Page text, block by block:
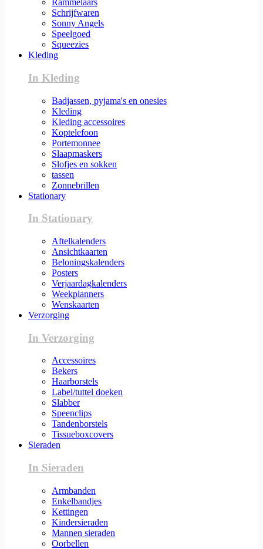
Rammelaars
Schrijfwaren
Sonny Angels
Speelgoed
Squeezies
Kleding
In Kleding
Badjassen, pyjama's en onesies
Kleding
Kleding accessoires
Koptelefoon
Portemonnee
Slaapmaskers
Slofjes en sokken
tassen
Zonnebrillen
Stationary
In Stationary
Aftelkalenders
Ansichtkaarten
Beloningskalenders
Posters
Verjaardagkalenders
Weekplanners
Wenskaarten
Verzorging
In Verzorging
Accessoires
Bekers
Haarborstels
Label/tuttel doeken
Slabber
Speenclips
Tandenborstels
Tissueboxcovers
Sieraden
In Sieraden
Armbanden
Enkelbandjes
Kettingen
Kindersieraden
Mannen sieraden
Oorbellen